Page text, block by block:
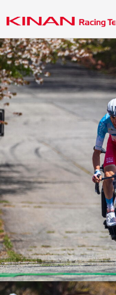
News
Race Report
Team
Partners